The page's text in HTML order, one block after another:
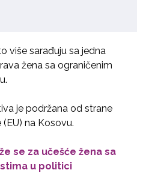
više sarađuju sa jedna
žena sa ograničenim
je podržana od strane
na Kosovu.
se za učešće žena sa
u politici